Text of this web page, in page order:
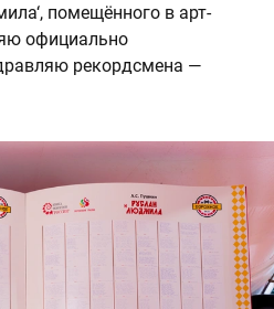
помещённого в арт-
официально
рекордсмена —